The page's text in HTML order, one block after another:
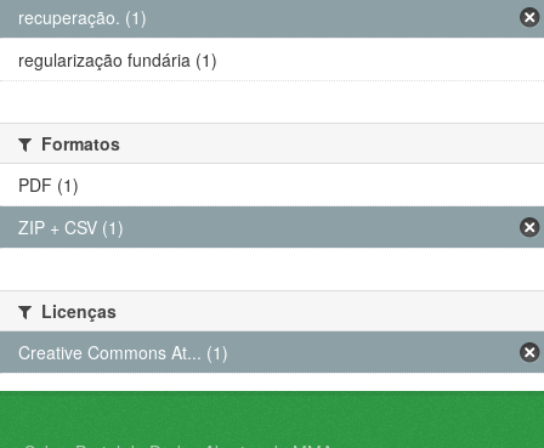
recuperação. (1)
regularização fundária (1)
Formatos
PDF (1)
ZIP + CSV (1)
Licenças
Creative Commons At... (1)